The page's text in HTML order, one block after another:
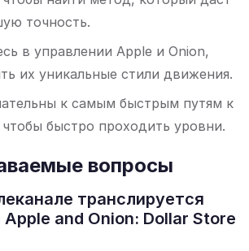
точность.
в управлении Apple и Onion,
их уникальные стили движения.
к самым быстрым путям к
быстро проходить уровни.
вопросы
транслируется
and Onion: Dollar Store